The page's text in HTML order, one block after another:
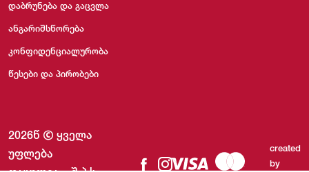
დაბრუნება და გაცვლა
ანგარიშსწორება
კონფიდენციალურობა
წესები და პირობები
2026წ
ყველა
უფლება
created
by